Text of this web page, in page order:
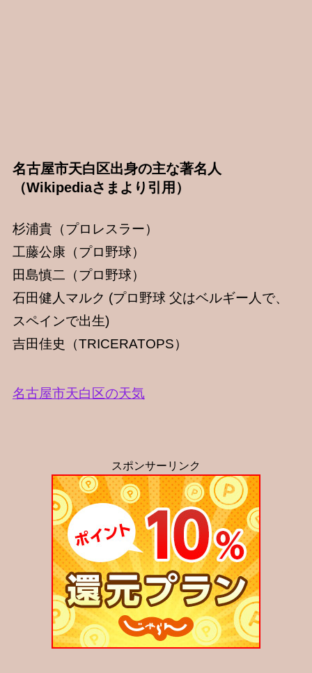
名古屋市天白区出身の主な著名人
（Wikipediaさまより引用）
杉浦貴（プロレスラー）
工藤公康（プロ野球）
田島慎二（プロ野球）
石田健人マルク (プロ野球 父はベルギー人で、
スペインで出生)
吉田佳史（TRICERATOPS）
名古屋市天白区の天気
スポンサーリンク